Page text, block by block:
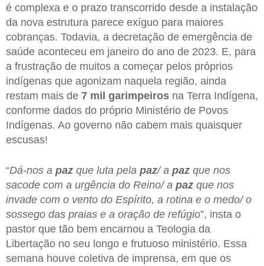
é complexa e o prazo transcorrido desde a instalação
da nova estrutura parece exíguo para maiores
cobranças. Todavia, a decretação de emergência de
saúde aconteceu em janeiro do ano de 2023. E, para
a frustração de muitos a começar pelos próprios
indígenas que agonizam naquela região, ainda
restam mais de 7 mil garimpeiros na Terra Indígena,
conforme dados do próprio Ministério de Povos
Indígenas. Ao governo não cabem mais quaisquer
escusas!
“Dá-nos a paz que luta pela paz/ a paz que nos
sacode com a urgência do Reino/ a paz que nos
invade com o vento do Espírito, a rotina e o medo/ o
sossego das praias e a oração de refúgio”, insta o
pastor que tão bem encarnou a Teologia da
Libertação no seu longo e frutuoso ministério. Essa
semana houve coletiva de imprensa, em que os